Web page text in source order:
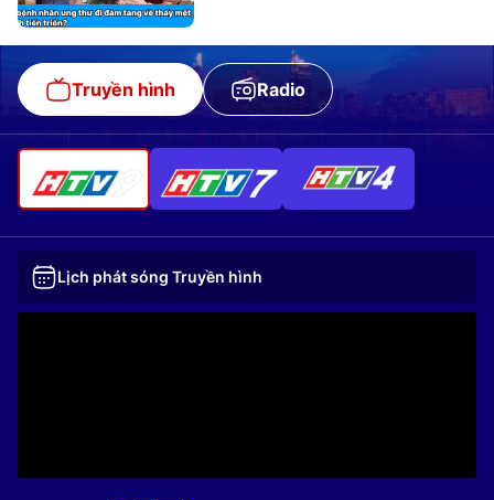
Truyền hình Radio
Lịch phát sóng Truyền hình